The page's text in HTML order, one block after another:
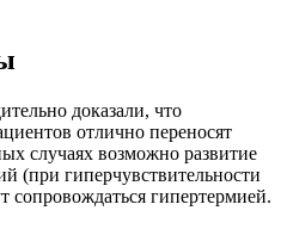
доказали, что
отлично переносят
случаях возможно развитие
(при гиперчувствительности
сопровождаться гипертермией.